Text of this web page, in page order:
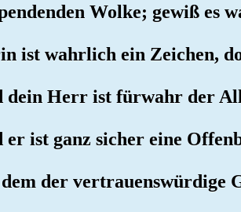
Wolke; gewiß es
ist wahrlich ein Zeichen,
dein Herr ist fürwahr der
er ist ganz sicher eine
der vertrauenswürdige